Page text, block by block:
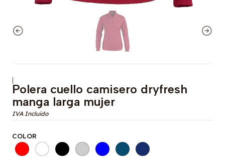
|
Polera cuello camisero dryfresh
manga larga mujer
COLOR